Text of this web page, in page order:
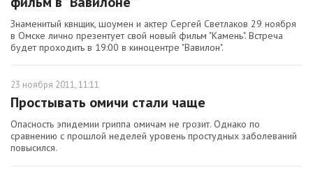
Знаменитый квнщик, шоумен и актер Сергей Светлаков 29 ноября
в Омске лично презентует свой новый фильм "Камень". Встреча
будет проходить в 19:00 в киноцентре "Вавилон".
23 ноября 2011, 11:11
Простывать омичи стали чаще
Опасность эпидемии гриппа омичам не грозит. Однако по
сравнению с прошлой неделей уровень простудных заболеваний
повысился.